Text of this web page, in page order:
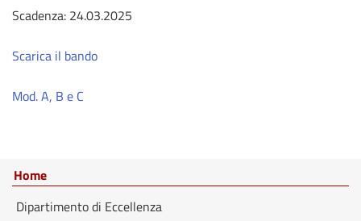
Scadenza: 24.03.2025
Scarica il bando
Mod. A, B e C
Home
Dipartimento di Eccellenza